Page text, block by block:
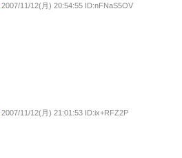
2007/11/12(月) 20:54:55 ID:nFNaS5OV
2007/11/12(月) 21:01:53 ID:ix+RFZ2P